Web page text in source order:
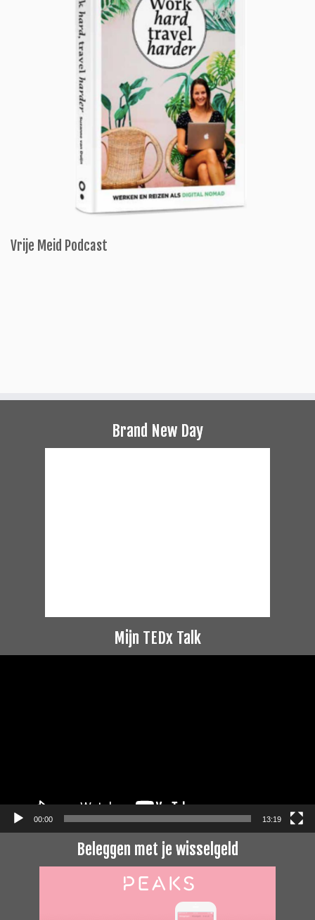
Vrije Meid Podcast
Brand New Day
Mijn TEDx Talk
00:00 13:19
Beleggen met je wisselgeld